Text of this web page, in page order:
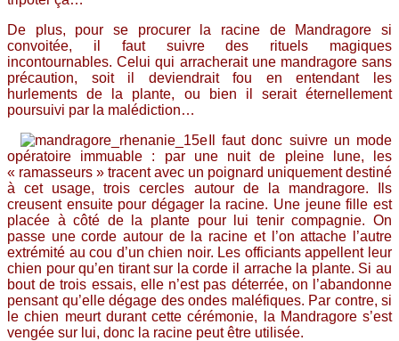
De plus, pour se procurer la racine de Mandragore si
convoitée, il faut suivre des rituels magiques
incontournables. Celui qui arracherait une mandragore sans
précaution, soit il deviendrait fou en entendant les
hurlements de la plante, ou bien il serait éternellement
poursuivi par la malédiction…
Il faut donc suivre un mode
opératoire immuable : par une nuit de pleine lune, les
« ramasseurs » tracent avec un poignard uniquement destiné
à cet usage, trois cercles autour de la mandragore. Ils
creusent ensuite pour dégager la racine. Une jeune fille est
placée à côté de la plante pour lui tenir compagnie. On
passe une corde autour de la racine et l’on attache l’autre
extrémité au cou d’un chien noir. Les officiants appellent leur
chien pour qu’en tirant sur la corde il arrache la plante. Si au
bout de trois essais, elle n’est pas déterrée, on l’abandonne
pensant qu’elle dégage des ondes maléfiques. Par contre, si
le chien meurt durant cette cérémonie, la Mandragore s’est
vengée sur lui, donc la racine peut être utilisée.